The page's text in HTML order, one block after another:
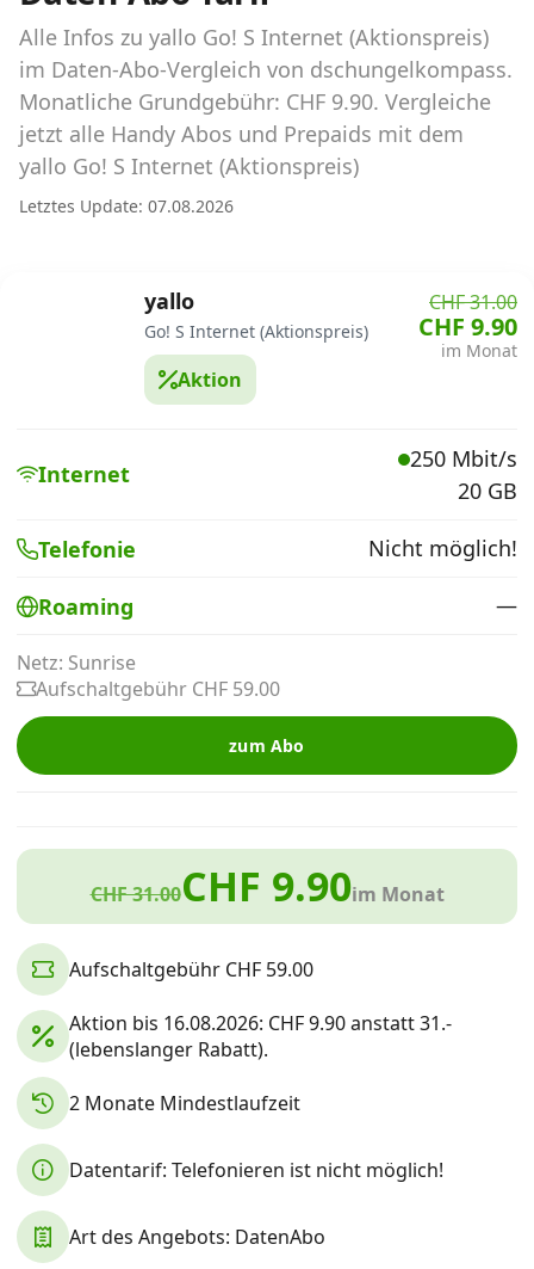
Abos für Tablets, Hotspots und Smart
Watches
Tarifrechner Handy-Abo
Der gute alte Tarifrechner im neuen Design
Infos
Mobilfunknetz Schweiz
Roaming-Tarife abfragen
Handy-Abo kündigen oder
Alle Mobile-Vergleiche
Kombi-Angebote
News
Forum
Über uns
Datenschutz
Alle Infos zu yallo Go! S Internet (Aktionspreis)
im Daten-Abo-Vergleich von dschungelkompass.
Monatliche Grundgebühr: CHF 9.90. Vergleiche
jetzt alle Handy Abos und Prepaids mit dem
yallo Go! S Internet (Aktionspreis)
Letztes Update: 07.08.2026
yallo
Go! S Internet (Aktionspreis)
Aktion
CHF 31.00
CHF 9.90
im Monat
Internet
250 Mbit/s
20 GB
Telefonie Nicht möglich!
Roaming —
Netz: Sunrise
Aufschaltgebühr CHF 59.00
zum Abo
CHF 31.00CHF 9.90im Monat
Aufschaltgebühr CHF 59.00
Aktion bis 16.08.2026: CHF 9.90 anstatt 31.-
(lebenslanger Rabatt).
2 Monate Mindestlaufzeit
Datentarif: Telefonieren ist nicht möglich!
Art des Angebots: DatenAbo